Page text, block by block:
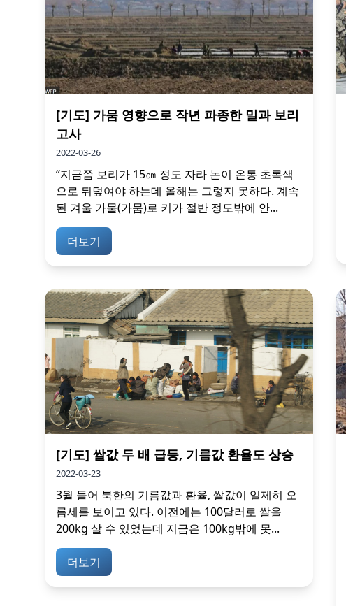
[기도] 가뭄 영향으로 작년 파종한 밀과 보리
고사
2022-03-26
“지금쯤 보리가 15㎝ 정도 자라 논이 온통 초록색
으로 뒤덮여야 하는데 올해는 그렇지 못하다. 계속
된 겨울 가물(가뭄)로 키가 절반 정도밖에 안...
더보기
[기도] 쌀값 두 배 급등, 기름값 환율도 상승
2022-03-23
3월 들어 북한의 기름값과 환율, 쌀값이 일제히 오
름세를 보이고 있다. 이전에는 100달러로 쌀을
200kg 살 수 있었는데 지금은 100kg밖에 못...
더보기